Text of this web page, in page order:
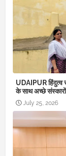
UDAIPUR हिंदुत्व
के साथ अच्छे
July 25, 2026